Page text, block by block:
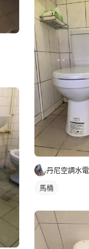
丹尼空調水電
馬桶